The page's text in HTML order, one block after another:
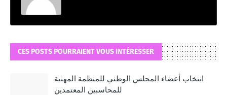
CES POSTS POURRAIENT VOUS INTÉRESSER
انتخاب أعضاء المجلس الوطني للمنظمة المهنية
للمحاسبين المعتمدين